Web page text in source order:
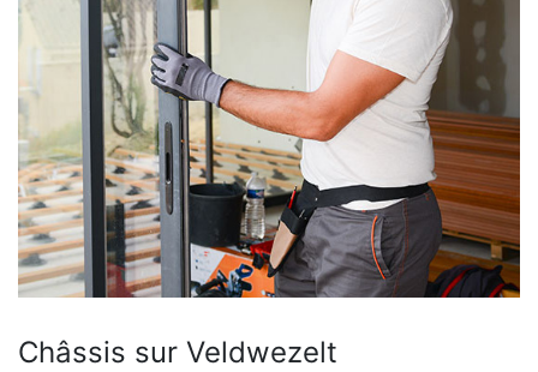
Châssis sur Veldwezelt